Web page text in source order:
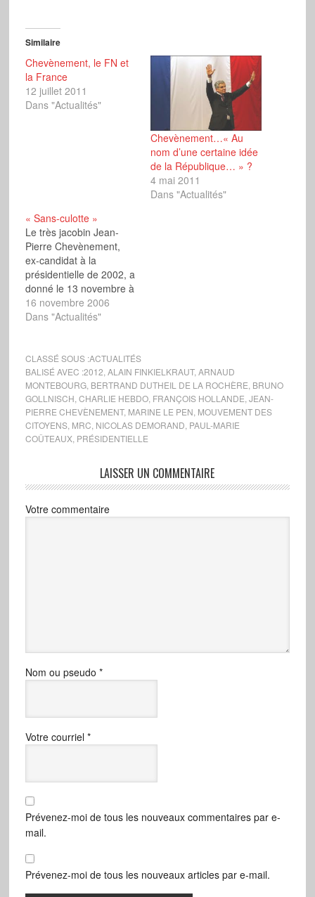
Similaire
Chevènement, le FN et
la France
12 juillet 2011
Dans "Actualités"
Chevènement…« Au
nom d’une certaine idée
de la République… » ?
4 mai 2011
Dans "Actualités"
« Sans-culotte »
Le très jacobin Jean-
Pierre Chevènement,
ex-candidat à la
présidentielle de 2002, a
donné le 13 novembre à
Paris, devant moins de
300 partisans, le départ
d’un certain crédit
auprès des patriotes
pour ses prises de
position souvent lucides
et courageuses en
matière de politique
internationale…
16 novembre 2006
Dans "Actualités"
CLASSÉ SOUS :ACTUALITÉS
BALISÉ AVEC :2012 ALAIN FINKIELKRAUT, ARNAUD
MONTEBOURG, BERTRAND DUTHEIL DE LA ROCHÈRE BRUNO
GOLLNISCH CHARLIE HEBDO, FRANÇOIS HOLLANDE JEAN-
PIERRE CHEVÈNEMENT, MARINE LE PEN MOUVEMENT DES
CITOYENS, MRC NICOLAS DEMORAND PAUL-MARIE
COÛTEAUX, PRÉSIDENTIELLE
LAISSER UN COMMENTAIRE
Votre commentaire
Nom ou pseudo *
Votre courriel *
Prévenez-moi de tous les nouveaux commentaires par e-
mail.
Prévenez-moi de tous les nouveaux articles par e-mail.